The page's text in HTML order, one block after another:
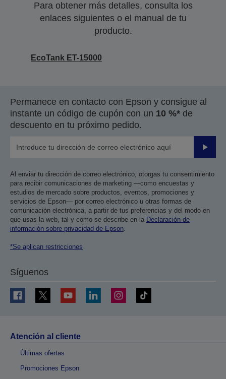
Para obtener más detalles, consulta los
enlaces siguientes o el manual de tu
producto.
EcoTank ET-15000
Permanece en contacto con Epson y consigue al
instante un código de cupón con un 10 %* de
descuento en tu próximo pedido.
Enviar
Al enviar tu dirección de correo electrónico, otorgas tu consentimiento
para recibir comunicaciones de marketing —como encuestas y
estudios de mercado sobre productos, eventos, promociones y
servicios de Epson— por correo electrónico u otras formas de
comunicación electrónica, a partir de tus preferencias y del modo en
que usas la web, tal y como se describe en la Declaración de
información sobre privacidad de Epson.
*Se aplican restricciones
Síguenos
Atención al cliente
Últimas ofertas
Promociones Epson